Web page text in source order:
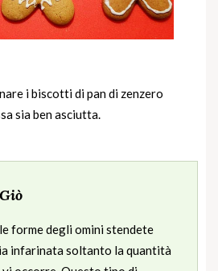
i biscotti di pan di zenzero
sia ben asciutta.
forme degli omini stendete
infarinata soltanto la quantità